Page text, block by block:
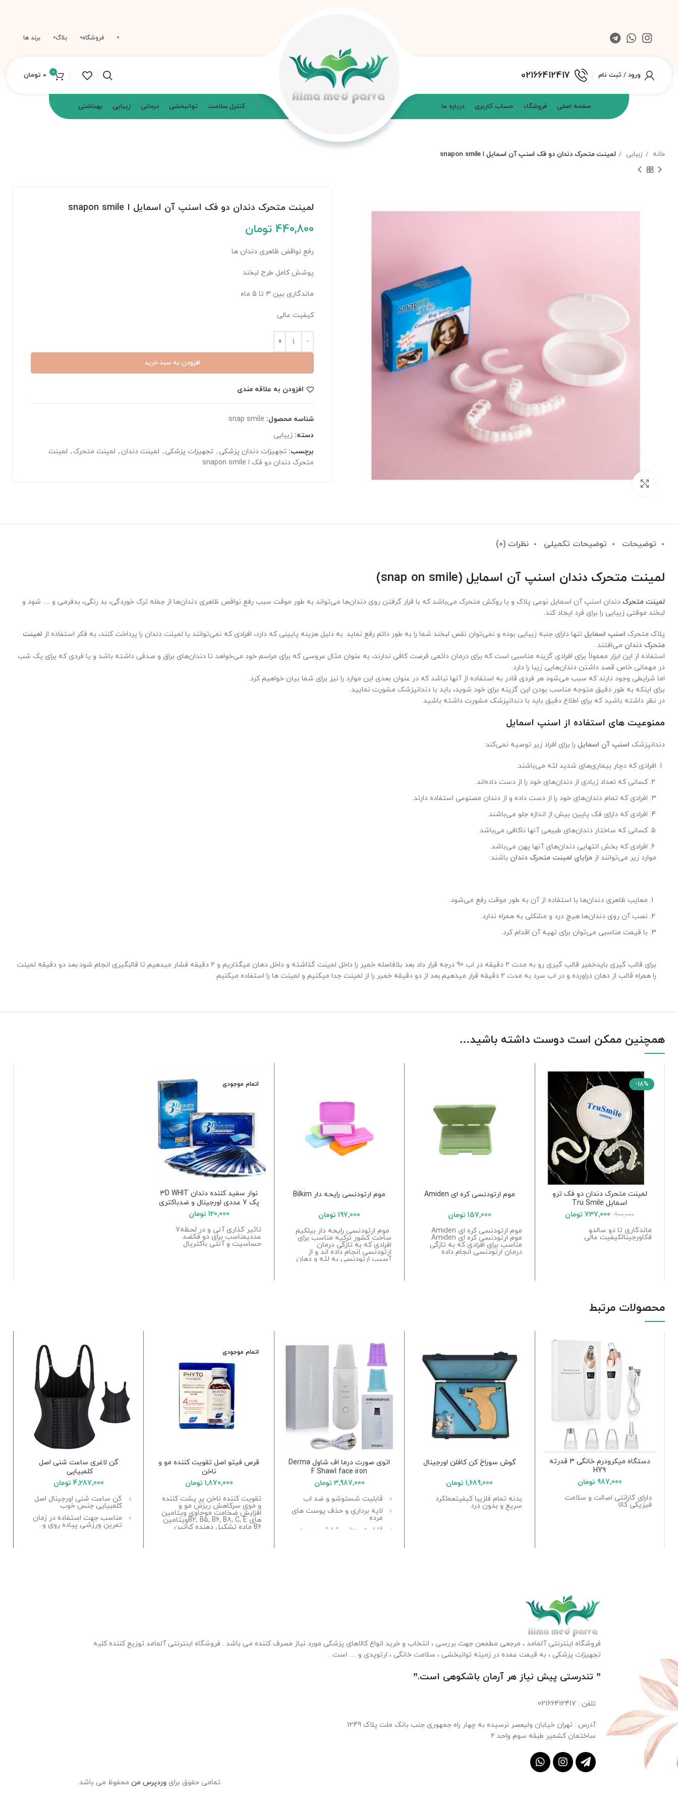
فروشگاه بلاگ برند ها
ورود / ثبت نام 02166412417
0
0 تومان
صفحه اصلی فروشگاه حساب کاربری درباره ما کنترل سلامت توانبخشی درمانی زیبایی بهداشتی
خانه زیبایی لمینت متحرک دندان دو فک اسنپ آن اسمایل ا snapon smile
لمینت متحرک دندان دو فک اسنپ آن اسمایل ا snapon smile
440,800 تومان
رفع نواقض ظاهری دندان ها
پوشش کامل طرح لبخند
ماندگاری بین 3 تا 5 ماه
کیفیت عالی
افزودن به سبد خرید
افزودن به علاقه مندی
شناسه محصول: snap smile
دسته: زیبایی
برچسب: تجهیزات دندان پزشکی , تجهیزات پزشکی , لمینت دندان , لمینت متحرک , لمینت
متحرک دندان دو فک ا snapon smile
توضیحات توضیحات تکمیلی نظرات (0)
لمینت متحرک دندان اسنپ آن اسمایل (snap on smile)
لمینت متحرک دندان اسنپ آن اسمایل نوعی پلاک و یا روکش متحرک می‌باشد که با قرار گرفتن روی دندان‌ها می‌تواند به طور موقت سبب رفع نواقص ظاهری دندان‌ها از جمله ترک خوردگی، بد رنگی، بدفرمی و … شود و
لبخند موقتی زیبایی را برای فرد ایجاد کند.
پلاک متحرک اسنپ اسمایل تنها دارای جنبه زیبایی بوده و نمی‌توان نقص لبخند شما را به طور دائم رفع نماید. به دلیل هزینه پایینی که دارد، افرادی که نمی‌توانند یا لمینت دندان را پرداخت کنند، به فکر استفاده از لمینت
متحرک دندان می‌افتند.
استفاده از این ابزار معمولاً برای افرادی گزینه مناسبی است که برای درمان دائمی فرصت کافی ندارند، به عنوان مثال عروسی که برای مراسم خود می‌خواهد تا دندان‌های براق و صدفی داشته باشد و یا فردی که برای یک شب
در مهمانی خاص قصد داشتن دندان‌هایی زیبا را دارد.
اما شرایطی وجود دارند که سبب می‌شود هر فردی قادر به استفاده از آنها نباشد که در عنوان بعدی این موارد را نیز برای شما بیان خواهیم کرد.
برای اینکه به طور دقیق متوجه مناسب بودن این گزینه برای خود شوید، باید با دندانپزشک مشورت نمایید.
در نظر داشته باشید که برای اطلاع دقیق باید با دندانپزشک مشورت داشته باشید.
ممنوعیت های استفاده از اسنپ اسمایل
دندانپزشک اسنپ آن اسمایل را برای افراد زیر توصیه نمی‌کند:
افرادی که دچار بیماری‌های شدید لثه می‌باشند.
کسانی که تعداد زیادی از دندان‌های خود را از دست داده‌اند.
افرادی که تمام دندان‌های خود را از دست داده و از دندان مصنوعی استفاده دارند.
افرادی که دارای فک پایین بیش از اندازه جلو می‌باشند.
کسانی که ساختار دندان‌های طبیعی آنها ناکافی می‌باشد.
افرادی که بخش انتهایی دندان‌های آنها پهن می‌باشد.
موارد زیر می‌توانند از مزایای لمینت متحرک دندان باشند:
معایب ظاهری دندان‌ها با استفاده از آن به طور موقت رفع می‌شود.
نصب آن روی دندان‌ها هیچ درد و مشکلی به همراه ندارد.
با قیمت مناسبی می‌توان برای تهیه آن اقدام کرد.
برای قالب گیری بایدخمیر قالب گیری رو به مدت 2 دقیقه در اب 90 درجه قرار داد بعد بلافاصله خمیر را داخل لمینت گذاشته و داخل دهان میگذاریم و 2 دقیقه فشار میدهیم تا قالبگیری انجام شود.بعد دو دقیقه لمینت
را همراه قالب از دهان دراورده و در اب سرد به مدت 2 دقیقه قرار میدهیم.بعد از دو دقیقه خمیر را از لمینت جدا میکنیم و لمینت ها را استفاده میکنیم
همچنین ممکن است دوست داشته باشید…
-18%
لمینت متحرک دندان دو فک ترو
اسمایل Tru Smile
900,000
737,000 تومان
ماندگاری تا دو سالدو
فکاورجینالکیفیت عالی
موم ارتودنسی کره ای Amiden
157,000 تومان
موم ارتودنسی کره ای Amiden
موم ارتودنسی کره ای Amiden
مناسب برای افرادی که به تازگی
درمان ارتودنسی انجام داده
موم ارتودنسی رایحه دار Bilkim
197,000 تومان
موم ارتودنسی رایحه دار بیلکیم
ساخت کشور ترکیه مناسب برای
افرادی که به تازگی درمان
ارتودنسی انجام داده اند و از
آسیب ارتودنسی به لثه و دهان
اتمام موجودی
نوار سفید کننده دندان 3D WHIT
پک 7 عددی اورجینال و ضدباکتری
120,000 تومان
تاثیر گذاری آنی و در لحظه7
عددیمناسب برای دو فکضد
حساسیت و آنتی باکتریال
محصولات مرتبط
دستگاه میکرودرم خانگی 3 قدرته
HY9
987,000 تومان
دارای گارانتی اصالت و سلامت
فیزیکی کالا
گوش سوراخ کن کافلن اورجینال
1,689,000 تومان
بدنه تمام فلزیبا کیفیتعملکرد
سریع و بدون درد
اتوی صورت درما اف شاول Derma
F Shawl face iron
3,987,000 تومان
قابلیت شستوشو و ضد اب
لایه برداری و حذف پوست های
مرده
قابلیت حمل و شارژ بی سیم
اتمام موجودی
قرص فیتو اصل تقویت کننده مو و
ناخن
1,870,000 تومان
تقویت کننده ناخن پر پشت کننده
و موی سرکاهش ریزش مو و
افزایش ضخامت موحاوی ویتامین
های B2, B5, B6, B8, C, E ویتامین
B6 ماده تشکیل دهنده کراتین
گن لاغری ساعت شنی اصل
کلمبیایی
4,287,000 تومان
گن ساعت شنی اورجینال اصل
کلمبیایی جنس خوب
مناسب جهت استفاده در زمان
تمرین ورزشی پیاده روی و‏‏.‏‏‏‏.‏‏
فروشگاه اینترنتی آلمامد ، مرجعی مطمعن جهت بررسی ، انتخاب و خرید انواع کالاهای پزشکی مورد نیاز مصرف کننده می باشد . فروشگاه اینترنتی آلمامد توزیع کننده کلیه
تجهیزات پزشکی ، به قیمت عمده در زمینه توانبخشی ، سلامت خانگی ، ارتوپدی و … است .
” تندرستی پیش نیاز هر آرمان باشکوهی است.”
تلفن : 02166412417
آدرس : تهران خیابان ولیعصر نرسیده به چهار راه جمهوری جنب بانک ملت پلاک 1249
ساختمان کشمیر طبقه سوم واحد 2
تمامی حقوق برای وردپرس من محفوظ می باشد.